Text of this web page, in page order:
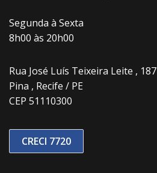
Segunda à Sexta
8h00 às 20h00
Rua José Luís Teixeira Leite , 187
Pina , Recife / PE
CEP 51110300
CRECI 7720